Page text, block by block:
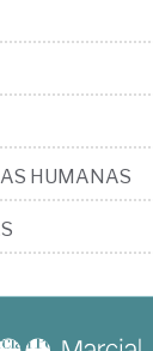
HUMANAS